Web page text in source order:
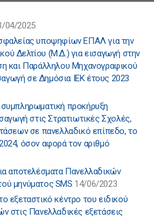
04/2025
υποψηφίων ΕΠΑΛ για την
Δελτίου (Μ.Δ.) για εισαγωγή στην
και Παράλληλου Μηχανογραφικού
σε Δημόσια ΙΕΚ έτους 2023
προκήρυξη
στις Στρατιωτικές Σχολές,
σε πανελλαδικό επίπεδο, το
όσον αφορά τον αριθμό
αποτελέσματα Πανελλαδικών
μηνύματος SMS 14/06/2023
εξεταστικό κέντρο του ειδικού
στις Πανελλαδικές εξετάσεις